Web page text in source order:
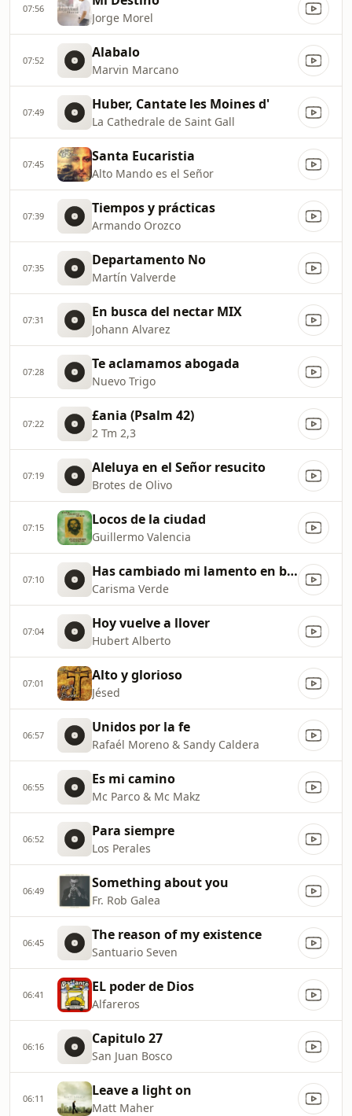
07:56
Jorge Morel
07:52 Alabalo
Marvin Marcano
07:49 Huber, Cantate les Moines d'
La Cathedrale de Saint Gall
07:45 Santa Eucaristia
Alto Mando es el Señor
07:39 Tiempos y prácticas
Armando Orozco
07:35 Departamento No
Martín Valverde
07:31 En busca del nectar MIX
Johann Alvarez
07:28 Te aclamamos abogada
Nuevo Trigo
07:22 £ania (Psalm 42)
2 Tm 2,3
07:19 Aleluya en el Señor resucito
Brotes de Olivo
07:15 Locos de la ciudad
Guillermo Valencia
07:10 Has cambiado mi lamento en baile
Carisma Verde
07:04 Hoy vuelve a llover
Hubert Alberto
07:01 Alto y glorioso
Jésed
06:57 Unidos por la fe
Rafaél Moreno & Sandy Caldera
06:55 Es mi camino
Mc Parco & Mc Makz
06:52 Para siempre
Los Perales
06:49 Something about you
Fr. Rob Galea
06:45 The reason of my existence
Santuario Seven
06:41 EL poder de Dios
Alfareros
06:16 Capitulo 27
San Juan Bosco
06:11 Leave a light on
Matt Maher